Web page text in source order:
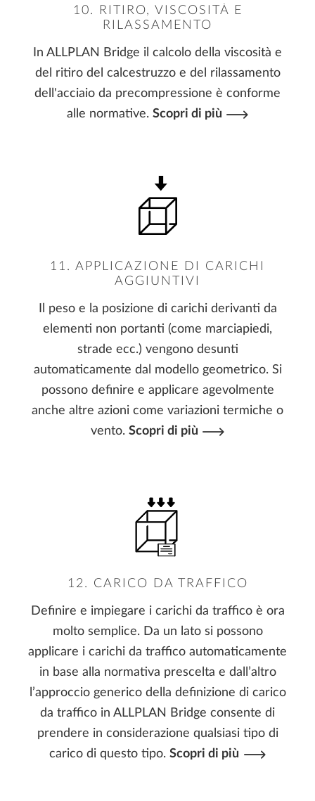
10. RITIRO, VISCOSITÀ E
RILASSAMENTO
In ALLPLAN Bridge il calcolo della viscosità e
del ritiro del calcestruzzo e del rilassamento
dell'acciaio da precompressione è conforme
alle normative. Scopri di più
11. APPLICAZIONE DI CARICHI
AGGIUNTIVI
Il peso e la posizione di carichi derivanti da
elementi non portanti (come marciapiedi,
strade ecc.) vengono desunti
automaticamente dal modello geometrico. Si
possono definire e applicare agevolmente
anche altre azioni come variazioni termiche o
vento. Scopri di più
12. CARICO DA TRAFFICO
Definire e impiegare i carichi da traffico è ora
molto semplice. Da un lato si possono
applicare i carichi da traffico automaticamente
in base alla normativa prescelta e dall’altro
l’approccio generico della definizione di carico
da traffico in ALLPLAN Bridge consente di
prendere in considerazione qualsiasi tipo di
carico di questo tipo.Scopri di più